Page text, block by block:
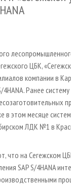
ПЛИТ
REVIEW
ЦБК,
компании в
4HANA. Ранее
в этом месяце
ЛДК №1 в
что на Сегежском
SAP S/4HANA